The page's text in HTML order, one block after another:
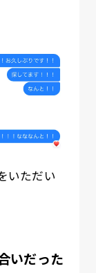
いただい
いだった